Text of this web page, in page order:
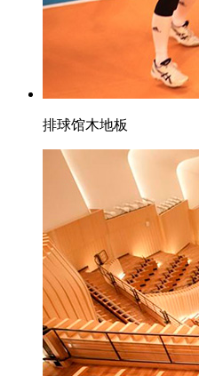
排球馆木地板